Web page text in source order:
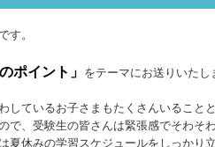
す。
ポイント」 をテーマにお送りいたし
しているお子さまもたくさんいること
で、受験生の皆さんは緊張感でそわそ
夏休みの学習スケジュールをしっかり